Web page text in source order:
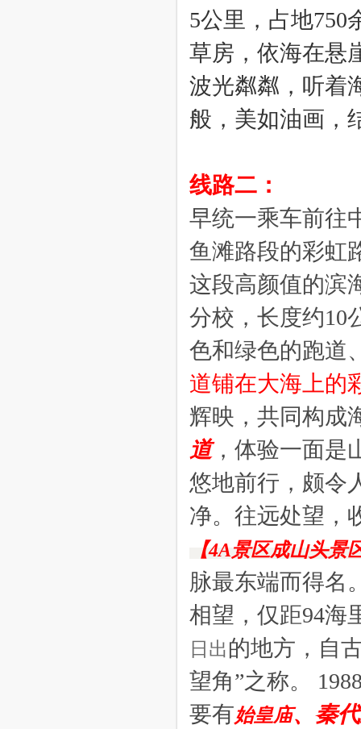
5公里，占地750
草房，依海在悬
波光粼粼，听着
般，美如油画，
线路二：
早统一乘车前往
鱼滩路段的彩虹
这段高颜值的滨
分校，长度约10
色和绿色的跑道
道铺在大海上的
辉映，共同构成
道，体验一面是
悠地前行，颇令
净。往远处望，
【4A景区成山头景
脉最东端而得名
相望，仅距94海
日出的地方，自
望角”之称。
要有始皇庙、秦